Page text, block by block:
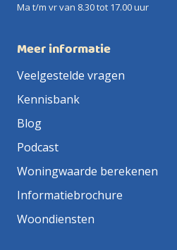
Ma t/m vr van 8.30 tot 17.00 uur
Meer informatie
Veelgestelde vragen
Kennisbank
Blog
Podcast
Woningwaarde berekenen
Informatiebrochure
Woondiensten